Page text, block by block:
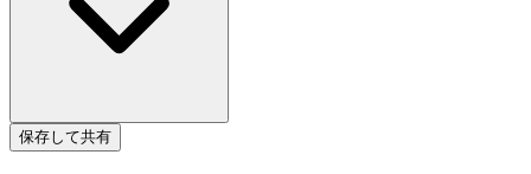
保存して共有